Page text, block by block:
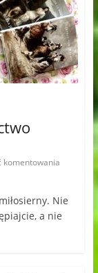
komentowania
Nie
a nie